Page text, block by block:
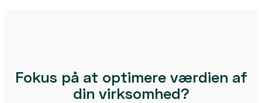
Fokus på at optimere værdien af
din virksomhed?